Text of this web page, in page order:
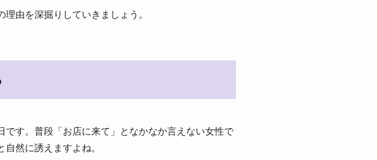
由を深掘りしていきましょう。
す。普段「お店に来て」となかなか言えない女性で
然に誘えますよね。